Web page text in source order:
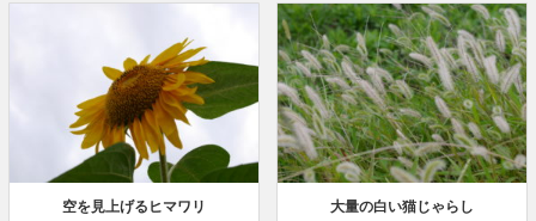
空を見上げるヒマワリ 大量の白い猫じゃらし